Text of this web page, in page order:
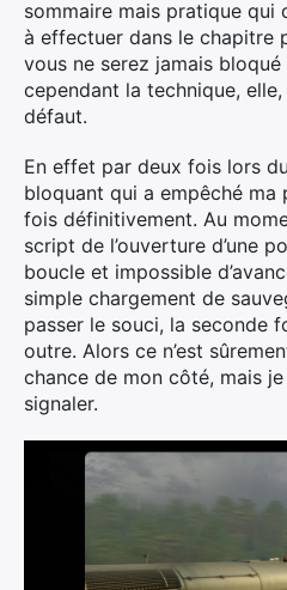
sommaire mais pratique
à effectuer dans le chapitre
vous ne serez jamais
cependant la technique,
défaut.
En effet par deux fois lors
bloquant qui a empêché ma
fois définitivement. Au
script de l’ouverture d’une
boucle et impossible
simple chargement de
passer le souci, la seconde
outre. Alors ce n’est
chance de mon côté, mais
signaler.